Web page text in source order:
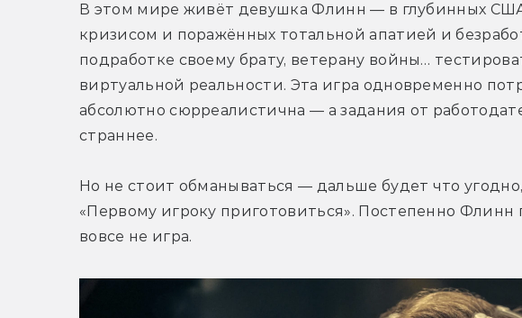
В этом мире живёт девушка Флинн — в глубинных
кризисом и поражённых тотальной апатией и
подработке своему брату, ветерану войны…
виртуальной реальности. Эта игра одновременно
абсолютно сюрреалистична — а задания от
страннее.
Но не стоит обманываться — дальше будет что
«Первому игроку приготовиться». Постепенно
вовсе не игра.